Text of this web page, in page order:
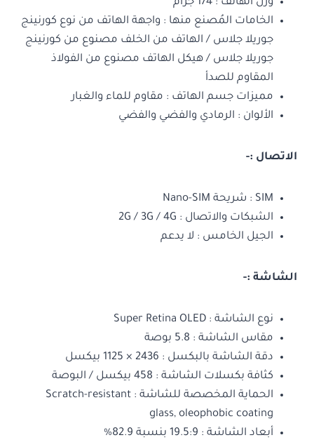
وزن الهاتف : 174 جرام
الخامات المُصنع منها : واجهة الهاتف من نوع كورنينج
جوريلا جلاس / الهاتف من الخلف مصنوع من كورنينج
جوريلا جلاس / هيكل الهاتف مصنوع من الفولاذ
المقاوم للصدأ
مميزات جسم الهاتف : مقاوم للماء والغبار
الألوان : الرمادي والفضي والفضي
الاتصال :-
SIM : شريحة Nano-SIM
الشبكات والاتصال : 2G / 3G / 4G
الجيل الخامس : لا يدعم
الشاشة :-
نوع الشاشة : Super Retina OLED
مقاس الشاشة : 5.8 بوصة
دقة الشاشة بالبكسل : 2436 × 1125 بيكسل
كثافة بكسلات الشاشة : 458 بيكسل / البوصة
الحماية المخصصة للشاشة : Scratch-resistant
glass, oleophobic coating
أبعاد الشاشة : 19.5:9 بنسبة 82.9%